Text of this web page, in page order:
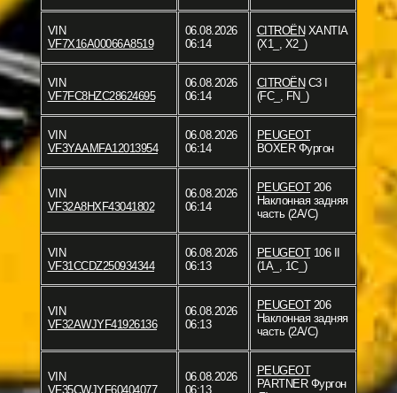
VIN
VF7X16A00066A8519
06.08.2026
06:14
CITROËN XANTIA
(X1_, X2_)
VIN
VF7FC8HZC28624695
06.08.2026
06:14
CITROËN C3 I
(FC_, FN_)
VIN
VF3YAAMFA12013954
06.08.2026
06:14
PEUGEOT
BOXER Фургон
VIN
VF32A8HXF43041802
06.08.2026
06:14
PEUGEOT206
Наклонная задняя
часть (2A/C)
VIN
VF31CCDZ250934344
06.08.2026
06:13
PEUGEOT106 II
(1A_, 1C_)
VIN
VF32AWJYF41926136
06.08.2026
06:13
PEUGEOT206
Наклонная задняя
часть (2A/C)
VIN
VF35CWJYF60404077
06.08.2026
06:13
PEUGEOT
PARTNER Фургон